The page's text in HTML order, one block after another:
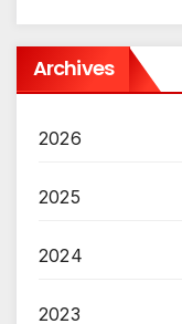
Archives
2026
2025
2024
2023